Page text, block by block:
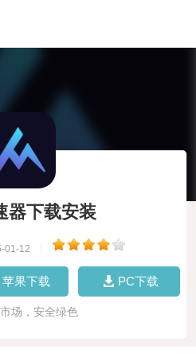
器下载安装
01-12
苹果下载 PC下载
场，安全绿色